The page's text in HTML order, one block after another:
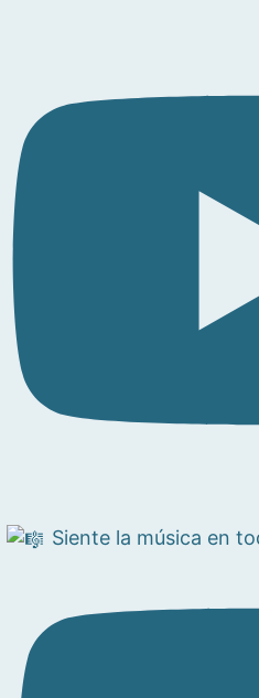
Siente la música en